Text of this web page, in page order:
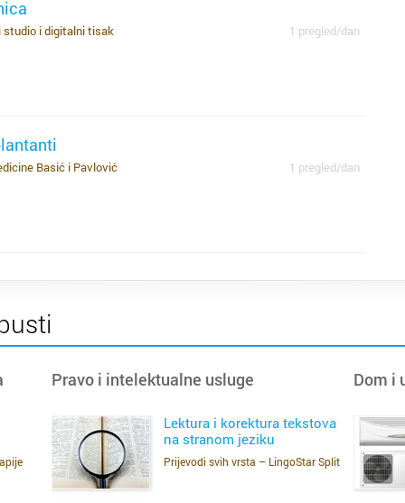
1 pregled/dan
studio i digitalni tisak
1 pregled/dan
Basić i Pavlović
Pravo i intelektualne usluge
SAZNAJ VIŠE
Lektura i korektura tekstova
na stranom jeziku
Prijevodi svih vrsta – LingoStar Split
Dom i